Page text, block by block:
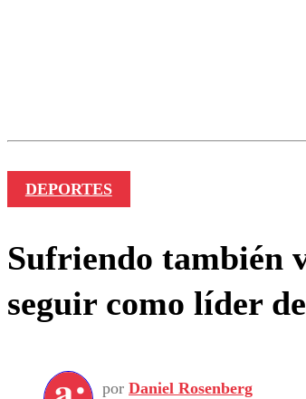
DEPORTES
Sufriendo también
seguir como líder
por Daniel Rosenberg